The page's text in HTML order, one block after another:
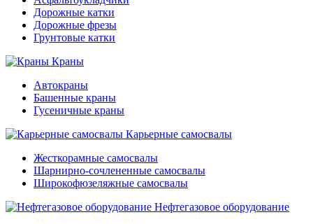
Дорожные катки
Дорожные фрезы
Грунтовые катки
Краны
Автокраны
Башенные краны
Гусеничные краны
Карьерные самосвалы
Жесткорамные самосвалы
Шарнирно-сочлененные самосвалы
Широкофюзеляжные самосвалы
Нефтегазовое оборудование